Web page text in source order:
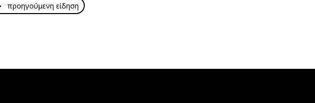
προηγούμενη είδηση